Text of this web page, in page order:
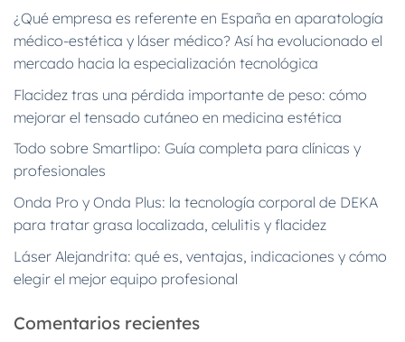
¿Qué empresa es referente en España en aparatología
médico-estética y láser médico? Así ha evolucionado el
mercado hacia la especialización tecnológica
Flacidez tras una pérdida importante de peso: cómo
mejorar el tensado cutáneo en medicina estética
Todo sobre Smartlipo: Guía completa para clínicas y
profesionales
Onda Pro y Onda Plus: la tecnología corporal de DEKA
para tratar grasa localizada, celulitis y flacidez
Láser Alejandrita: qué es, ventajas, indicaciones y cómo
elegir el mejor equipo profesional
Comentarios recientes